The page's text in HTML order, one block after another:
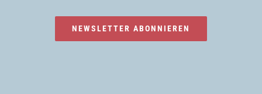
NEWSLETTER ABONNIEREN